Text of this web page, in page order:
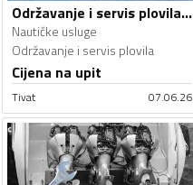
Održavanje i servis plovila - Nautičke usluge
Nautičke usluge
Održavanje i servis plovila
Cijena na upit
Tivat 07.06.26